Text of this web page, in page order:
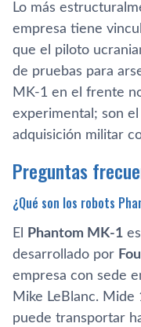
Lo más
empresa tiene
que el piloto
de pruebas para
MK-1 en el frente
experimental; son
adquisición militar
Preguntas
¿Qué son los robots
El Phantom MK-1
desarrollado por
empresa con sede
Mike LeBlanc. Mide
puede transportar